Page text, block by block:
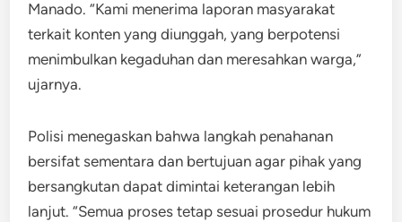
Manado. “Kami menerima laporan masyarakat
terkait konten yang diunggah, yang berpotensi
menimbulkan kegaduhan dan meresahkan warga,”
ujarnya.
Polisi menegaskan bahwa langkah penahanan
bersifat sementara dan bertujuan agar pihak yang
bersangkutan dapat dimintai keterangan lebih
lanjut. “Semua proses tetap sesuai prosedur hukum